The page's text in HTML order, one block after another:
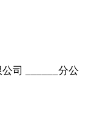
司 ______分公